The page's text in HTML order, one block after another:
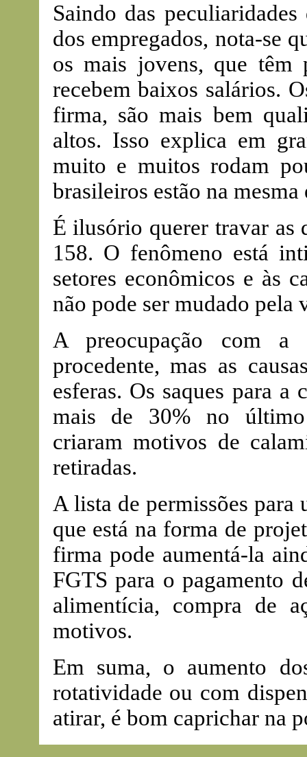
Saindo das peculiaridades
dos empregados, nota-se
os mais jovens, que têm
recebem baixos salários.
firma, são mais bem
altos. Isso explica em
muito e muitos rodam
brasileiros estão na
É ilusório querer travar as
158. O fenômeno está
setores econômicos e às
não pode ser mudado
A preocupação com a
procedente, mas as
esferas. Os saques para a
mais de 30% no último
criaram motivos de
retiradas.
A lista de permissões para
que está na forma de
firma pode aumentá-la
FGTS para o pagamento
alimentícia, compra de
motivos.
Em suma, o aumento
rotatividade ou com
atirar, é bom caprichar na